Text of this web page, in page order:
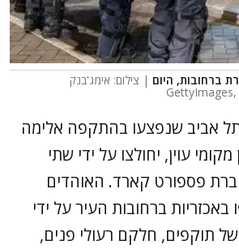
ברחובות, היום | צילום: אימג'בנק
GettyImages,
תל אביב שנפצעו בהתקפה אלימה
עוין, יחולצו על ידי שתי
פספורט קארד. האוהדים
ברחובות העיר על ידי
תוקפים, חלקם רעולי פנים,